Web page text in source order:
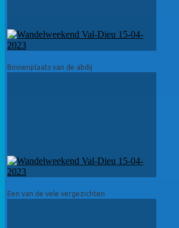
Binnenplaats van de abdij
Een van de vele vergezichten